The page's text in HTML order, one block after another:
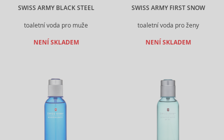
SWISS ARMY BLACK STEEL
toaletní voda pro muže
NENÍ SKLADEM
SWISS ARMY FIRST SNOW
toaletní voda pro ženy
NENÍ SKLADEM